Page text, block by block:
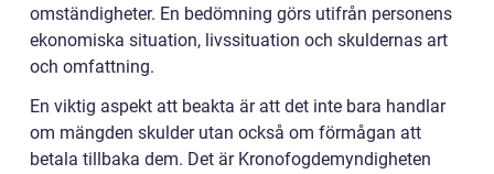
omständigheter. En bedömning görs utifrån personens
ekonomiska situation, livssituation och skuldernas art
och omfattning.
En viktig aspekt att beakta är att det inte bara handlar
om mängden skulder utan också om förmågan att
betala tillbaka dem. Det är Kronofogdemyndigheten